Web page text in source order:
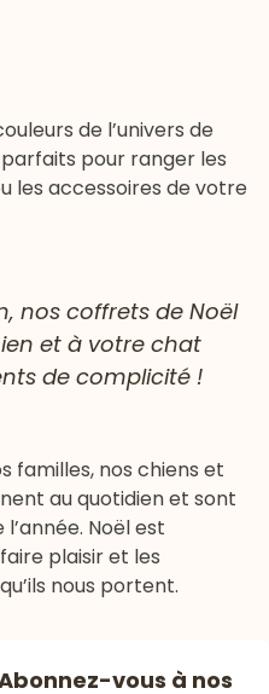
de l’univers de
pour ranger les
les accessoires de votre
nos coffrets de Noël
et à votre chat
de complicité !
familles, nos chiens et
au quotidien et sont
Noël est
plaisir et les
nous portent.
vous à nos